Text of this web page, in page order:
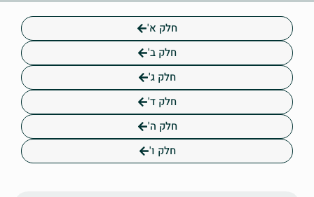
חלק א'
חלק ב'
חלק ג'
חלק ד'
חלק ה'
חלק ו'